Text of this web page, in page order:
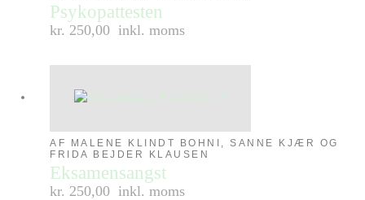
Psykopattesten
kr. 250,00 inkl. moms
AF MALENE KLINDT BOHNI, SANNE KJÆR OG
FRIDA BEJDER KLAUSEN
Eksamensangst
kr. 250,00 inkl. moms